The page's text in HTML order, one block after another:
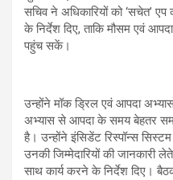
सचिव ने अधिकारियों को ‘सचेत’
के निर्देश दिए, ताकि मौसम एवं
पहुंच सकें।
उन्होंने मॉक ड्रिल एवं आपदा
अभ्यास से आपदा के समय बेहतर
है। उन्होंने इंसिडेंट रिस्पॉन्स
उनकी जिम्मेदारियों की जानकारी
साथ कार्य करने के निर्देश दिए।